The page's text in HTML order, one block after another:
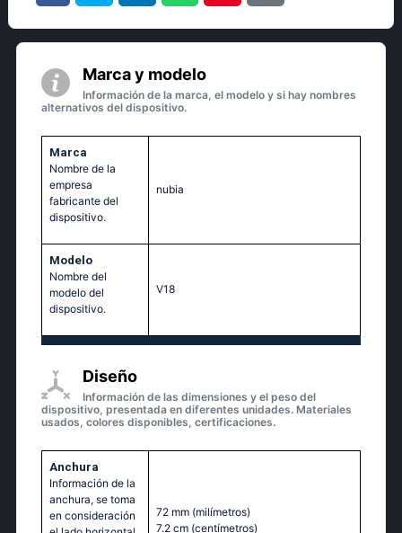
Marca y modelo
Información de la marca, el modelo y si hay nombres
alternativos del dispositivo.
Marca
Nombre de la
empresa
fabricante del
dispositivo.
nubia
Modelo
Nombre del
modelo del
dispositivo.
V18
Diseño
Información de las dimensiones y el peso del
dispositivo, presentada en diferentes unidades. Materiales
usados, colores disponibles, certificaciones.
Anchura
Información de la
anchura, se toma
en consideración
72 mm (milímetros)
7.2 cm (centímetros)